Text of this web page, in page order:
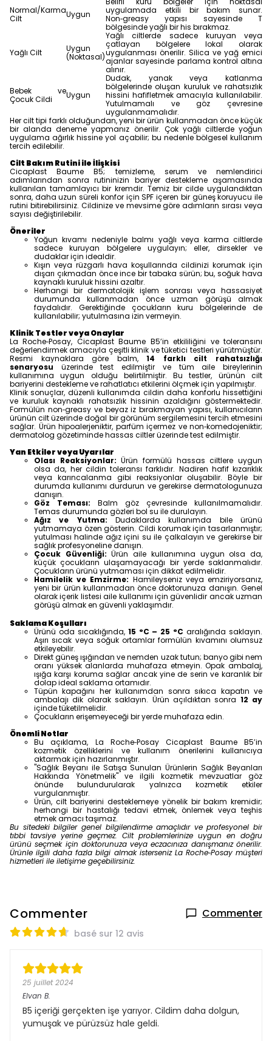
Normal/Karma
Cilt
Uygun
uygulamada etkili bir bakım sunar.
Non‑greasy yapısı sayesinde T
bölgesinde yağlı bir his bırakmaz.
Yağlı Cilt
Uygun
(Noktasal)
Yağlı ciltlerde sadece kuruyan veya
çatlayan bölgelere lokal olarak
uygulanması önerilir. Silica ve yağ emici
ajanlar sayesinde parlama kontrol altına
alınır.
Bebek ve
Çocuk Cildi
Uygun
Dudak, yanak veya katlanma
bölgelerinde oluşan kuruluk ve rahatsızlık
hissini hafifletmek amacıyla kullanılabilir.
Yutulmamalı ve göz çevresine
uygulanmamalıdır.
Her cilt tipi farklı olduğundan, yeni bir ürün kullanmadan önce küçük
bir alanda deneme yapmanız önerilir. Çok yağlı ciltlerde yoğun
uygulama ağırlık hissine yol açabilir; bu nedenle bölgesel kullanım
tercih edilebilir.
Cilt Bakım Rutini ile İlişkisi
Cicaplast Baume B5; temizleme, serum ve nemlendirici
adımlarından sonra rutininizin bariyer destekleme aşamasında
kullanılan tamamlayıcı bir kremdir. Temiz bir cilde uygulandıktan
sonra, daha uzun süreli konfor için SPF içeren bir güneş koruyucu ile
rutini bitirebilirsiniz. Cildinize ve mevsime göre adımların sırası veya
sayısı değiştirilebilir.
Öneriler
Yoğun kıvamı nedeniyle balmı yağlı veya karma ciltlerde
sadece kuruyan bölgelere uygulayın; eller, dirsekler ve
dudaklar için idealdir.
Kışın veya rüzgarlı hava koşullarında cildinizi korumak için
dışarı çıkmadan önce ince bir tabaka sürün; bu, soğuk hava
kaynaklı kuruluk hissini azaltır.
Herhangi bir dermatolojik işlem sonrası veya hassasiyet
durumunda kullanmadan önce uzman görüşü almak
faydalıdır. Gerektiğinde çocukların kuru bölgelerinde de
kullanılabilir; yutulmasına izin vermeyin.
Klinik Testler veya Onaylar
La Roche‑Posay, Cicaplast Baume B5’in etkililiğini ve toleransını
değerlendirmek amacıyla çeşitli klinik ve tüketici testleri yürütmüştür.
Resmi kaynaklara göre balm,14 farklı cilt rahatsızlığı
senaryosu üzerinde test edilmiştir ve tüm aile bireylerinin
kullanımına uygun olduğu belirtilmiştir. Bu testler, ürünün cilt
bariyerini destekleme ve rahatlatıcı etkilerini ölçmek için yapılmıştır.
Klinik sonuçlar, düzenli kullanımda cildin daha konforlu hissettiğini
ve kuruluk kaynaklı rahatsızlık hissinin azaldığını göstermektedir.
Formülün non‑greasy ve beyaz iz bırakmayan yapısı, kullanıcıların
ürünün cilt üzerinde doğal bir görünüm sergilemesini tercih etmesini
sağlar. Ürün hipoalerjeniktir, parfüm içermez ve non‑komedojeniktir;
dermatolog gözetiminde hassas ciltler üzerinde test edilmiştir.
Yan Etkiler veya Uyarılar
Olası Reaksiyonlar: Ürün formülü hassas ciltlere uygun
olsa da, her cildin toleransı farklıdır. Nadiren hafif kızarıklık
veya karıncalanma gibi reaksiyonlar oluşabilir. Böyle bir
durumda kullanımı durdurun ve gerekirse dermatologunuza
danışın.
Göz Teması: Balm göz çevresinde kullanılmamalıdır.
Temas durumunda gözleri bol su ile durulayın.
Ağız ve Yutma: Dudaklarda kullanımda bile ürünü
yutmamaya özen gösterin. Cildi korumak için tasarlanmıştır;
yutulması halinde ağız içini su ile çalkalayın ve gerekirse bir
sağlık profesyoneline danışın.
Çocuk Güvenliği: Ürün aile kullanımına uygun olsa da,
küçük çocukların ulaşamayacağı bir yerde saklanmalıdır.
Çocukların ürünü yutmaması için dikkat edilmelidir.
Hamilelik ve Emzirme: Hamileyseniz veya emziriyorsanız,
yeni bir ürün kullanmadan önce doktorunuza danışın. Genel
olarak içerik listesi aile kullanımı için güvenlidir ancak uzman
görüşü almak en güvenli yaklaşımdır.
Saklama Koşulları
Ürünü oda sıcaklığında, 15 °C – 25 °C aralığında saklayın.
Aşırı sıcak veya soğuk ortamlar formülün kıvamını olumsuz
etkileyebilir.
Direkt güneş ışığından ve nemden uzak tutun; banyo gibi nem
oranı yüksek alanlarda muhafaza etmeyin. Opak ambalaj,
ışığa karşı koruma sağlar ancak yine de serin ve karanlık bir
dolap ideal saklama ortamıdır.
Tüpün kapağını her kullanımdan sonra sıkıca kapatın ve
ambalajı dik olarak saklayın. Ürün açıldıktan sonra 12 ay
içinde tüketilmelidir.
Çocukların erişemeyeceği bir yerde muhafaza edin.
Önemli Notlar
Bu açıklama, La Roche‑Posay Cicaplast Baume B5’in
kozmetik özelliklerini ve kullanım önerilerini kullanıcıya
aktarmak için hazırlanmıştır.
"Sağlık Beyanı ile Satışa Sunulan Ürünlerin Sağlık Beyanları
Hakkında Yönetmelik" ve ilgili kozmetik mevzuatlar göz
önünde bulundurularak yalnızca kozmetik etkiler
vurgulanmıştır.
Ürün, cilt bariyerini desteklemeye yönelik bir bakım kremidir;
herhangi bir hastalığı tedavi etmek, önlemek veya teşhis
etmek amacı taşımaz.
Bu sitedeki bilgiler genel bilgilendirme amaçlıdır ve profesyonel bir
tıbbi tavsiye yerine geçmez. Cilt problemlerinize uygun en doğru
ürünü seçmek için doktorunuza veya eczacınıza danışmanız önerilir.
Ürünle ilgili daha fazla bilgi almak isterseniz La Roche‑Posay müşteri
hizmetleri ile iletişime geçebilirsiniz.
Commenter Commenter
basé sur 12 avis
25 juillet 2024
Elvan B.
B5 içeriği gerçekten işe yarıyor. Cildim daha dolgun,
yumuşak ve pürüzsüz hale geldi.